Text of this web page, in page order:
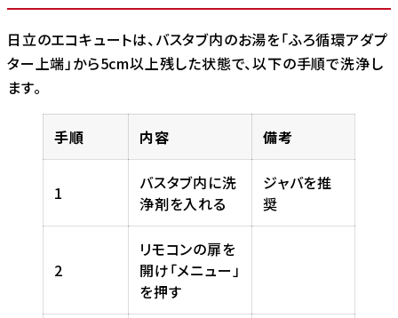
日立のエコキュートは、バスタブ内のお湯を「ふろ循環アダプ
ター上端」から5cm以上残した状態で、以下の手順で洗浄し
ます。
手順 内容 備考
1
バスタブ内に洗
浄剤を入れる
ジャバを推
奨
2
リモコンの扉を
開け「メニュー」
を押す